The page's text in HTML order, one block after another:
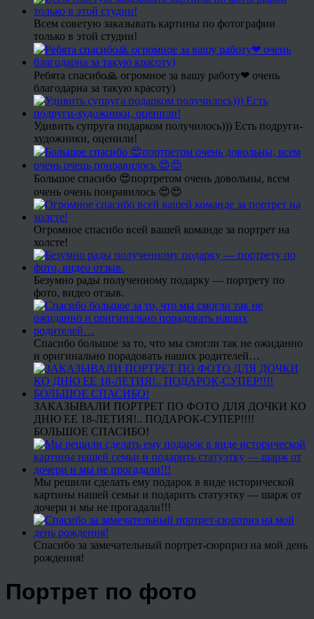
Всем советую заказывать картины по фотографии
только в этой студии!
Ребята спасибо🙏 огромное за вашу работу❤ очень
благодарна за такую красоту)
Удивить супруга подарком получилось))) Есть подруги-
художники, оценили!
Большое спасибо 😍портретом очень довольны, всем
очень очень понравилось 😍😍
Огромное спасибо всей вашей команде за портрет на
холсте!
Безумно рады полученному подарку — портрету по
фото, видео отзыв.
Спасибо большое за то, что мы смогли так не ожиданно
и оригинально порадовать наших родителей…
ЗАКАЗЫВАЛИ ПОРТРЕТ ПО ФОТО ДЛЯ ДОЧКИ КО
ДНЮ ЕЕ 18-ЛЕТИЯ!.. ПОДАРОК-СУПЕР!!!!
БОЛЬШОЕ СПАСИБО!
Мы решили сделать ему подарок в виде исторической
картины нашей семьи и подарить статуэтку — шарж от
дочери и мы не прогадали!!!
Спасибо за замечательный портрет-сюрприз на мой день
рождения!
Портрет по фото